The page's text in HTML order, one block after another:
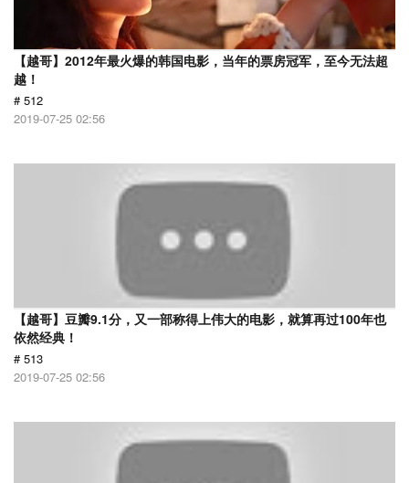
【越哥】2012年最火爆的韩国电影，当年的票房冠军，至今无法超
越！
# 512
2019-07-25 02:56
【越哥】豆瓣9.1分，又一部称得上伟大的电影，就算再过100年也
依然经典！
# 513
2019-07-25 02:56